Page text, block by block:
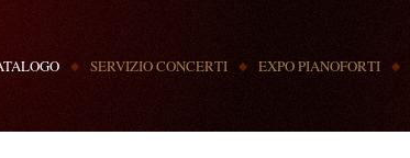
SERVIZIO CONCERTI EXPO PIANOFORTI